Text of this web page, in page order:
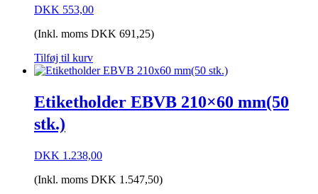
DKK 553,00
(Inkl. moms DKK 691,25)
Tilføj til kurv
Etiketholder EBVB 210×60 mm(50
stk.)
DKK 1.238,00
(Inkl. moms DKK 1.547,50)